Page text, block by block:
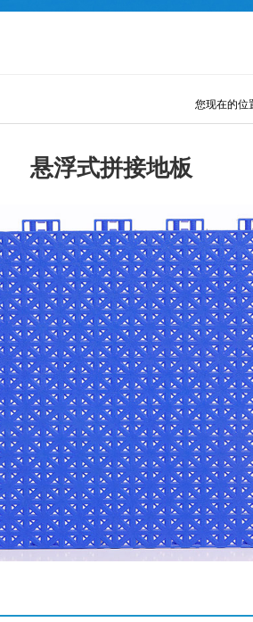
您现在的位
悬浮式拼接地板